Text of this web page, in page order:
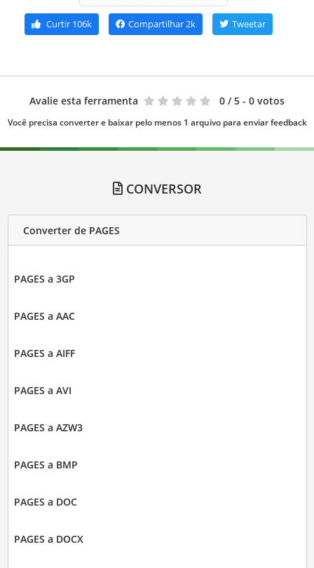
Curtir 106k Compartilhar2k Tweetar
Avalie esta ferramenta 0 / 5 - 0 votos
Você precisa converter e baixar pelo menos 1 arquivo para enviar feedback
CONVERSOR
Converter de PAGES
PAGES a 3GP
PAGES a AAC
PAGES a AIFF
PAGES a AVI
PAGES a AZW3
PAGES a BMP
PAGES a DOC
PAGES a DOCX